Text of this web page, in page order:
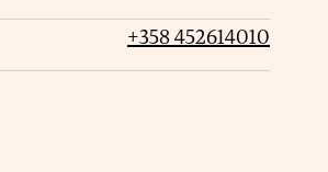
n
a
+358 452614010